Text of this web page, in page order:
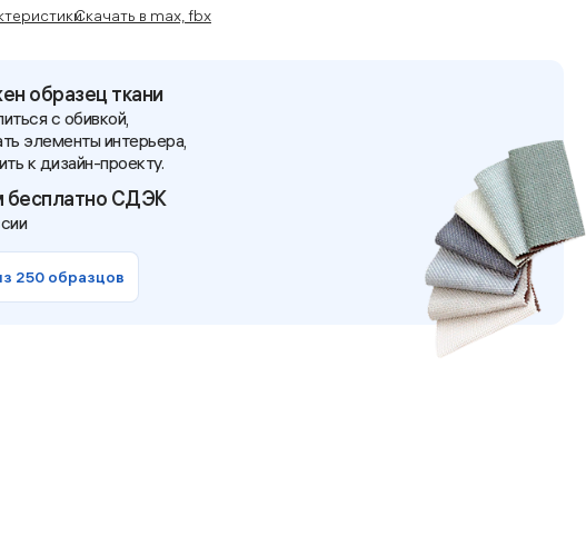
Скачать в max, fbx
образец ткани
с обивкой,
элементы интерьера,
к дизайн-проекту.
бесплатно СДЭК
250 образцов